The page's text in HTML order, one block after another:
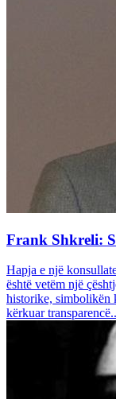
Frank Shkreli:
Hapja e një
është vetëm një
historike, simbolikën
kërkuar